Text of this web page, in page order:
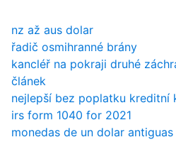
nz až aus dolar
řadič osmihranné brány
kancléř na pokraji druhé
článek
nejlepší bez poplatku kreditní
irs form 1040 for 2021
monedas de un dolar